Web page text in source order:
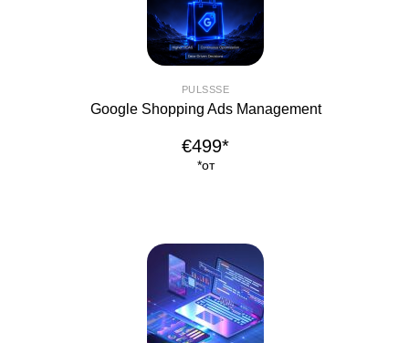
PULSSSE
Google Shopping Ads Management
€499*
*от